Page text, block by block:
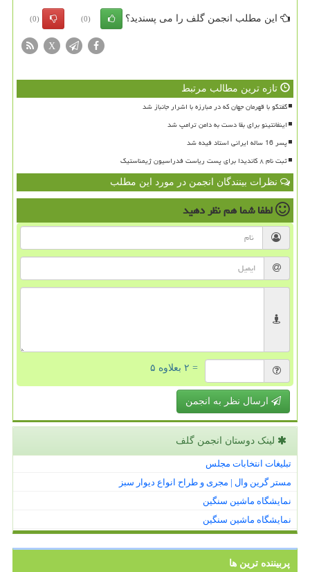
این مطلب انجمن گلف را می پسندید؟ (0)
(0)
X
تازه ترین مطالب مرتبط
گفتگو با قهرمان جهان که در مبارزه با اشرار جانباز شد
اینفانتینو برای بقا دست به دامن ترامپ شد
پسر 16 ساله ایرانی استاد فیده شد
ثبت نام ۸ کاندیدا برای پست ریاست فدراسیون ژیمناستیک
نظرات بینندگان انجمن در مورد این مطلب
لطفا شما همنظر دهید
= ۲ بعلاوه ۵
ارسال نظر به انجمن
لینک دوستان انجمن گلف
تبلیغات انتخابات مجلس
مستر گرین وال | مجری و طراح انواع دیوار سبز
نمایشگاه ماشین سنگین
نمایشگاه ماشین سنگین
پربیننده ترین ها